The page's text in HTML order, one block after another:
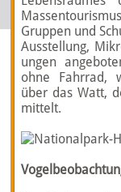
Gruppen und
Aus­stell­ung,
ungen
ohne Fahr­rad,
über das Watt,
mittelt.